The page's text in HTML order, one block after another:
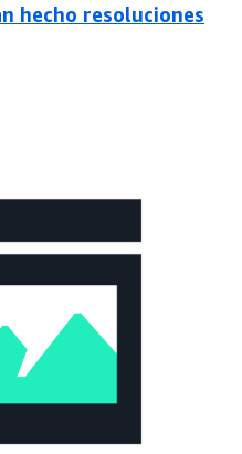
hecho resoluciones